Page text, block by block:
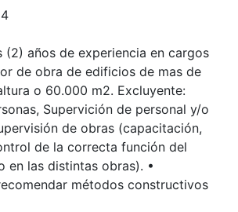
(2) años de experiencia en cargos
de obra de edificios de mas de
o 60.000 m2. Excluyente:
Supervición de personal y/o
de obras (capacitación,
de la correcta función del
en las distintas obras). •
métodos constructivos